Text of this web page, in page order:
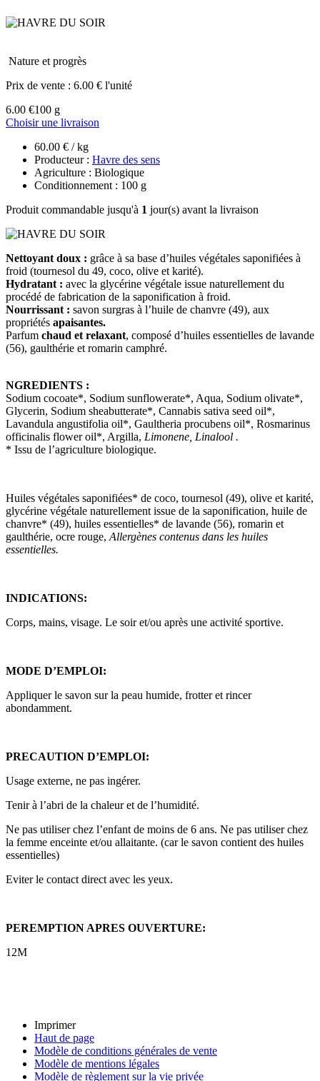
Nature et progrès
Prix de vente : 6.00 € l'unité
6.00 €100 g
Choisir une livraison
60.00 € / kg
Producteur : Havre des sens
Agriculture : Biologique
Conditionnement : 100 g
Produit commandable jusqu'à 1 jour(s) avant la livraison
Nettoyant doux : grâce à sa base d’huiles végétales saponifiées à
froid (tournesol du 49, coco, olive et karité).
Hydratant : avec la glycérine végétale issue naturellement du
procédé de fabrication de la saponification à froid.
Nourrissant : savon surgras à l’huile de chanvre (49), aux
propriétés apaisantes.
Parfum chaud et relaxant, composé d’huiles essentielles de lavande
(56), gaulthérie et romarin camphré.
NGREDIENTS :
Sodium cocoate*, Sodium sunflowerate*, Aqua, Sodium olivate*,
Glycerin, Sodium sheabutterate*, Cannabis sativa seed oil*,
Lavandula angustifolia oil*, Gaultheria procubens oil*, Rosmarinus
officinalis flower oil*, Argilla, Limonene, Linalool .
* Issu de l’agriculture biologique.
Huiles végétales saponifiées* de coco, tournesol (49), olive et karité,
glycérine végétale naturellement issue de la saponification, huile de
chanvre* (49), huiles essentielles* de lavande (56), romarin et
gaulthérie, ocre rouge, Allergènes contenus dans les huiles
essentielles.
INDICATIONS:
Corps, mains, visage. Le soir et/ou après une activité sportive.
MODE D’EMPLOI:
Appliquer le savon sur la peau humide, frotter et rincer
abondamment.
PRECAUTION D’EMPLOI:
Usage externe, ne pas ingérer.
Tenir à l’abri de la chaleur et de l’humidité.
Ne pas utiliser chez l’enfant de moins de 6 ans. Ne pas utiliser chez
la femme enceinte et/ou allaitante. (car le savon contient des huiles
essentielles)
Eviter le contact direct avec les yeux.
PEREMPTION APRES OUVERTURE:
12M
Imprimer
Haut de page
Modèle de conditions générales de vente
Modèle de mentions légales
Modèle de règlement sur la vie privée